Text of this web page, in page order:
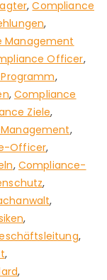
,Compliance
,
Management
Officer,
,
,Compliance
Ziele,
,
Officer,
, Compliance-
,
,
,
,
,
,